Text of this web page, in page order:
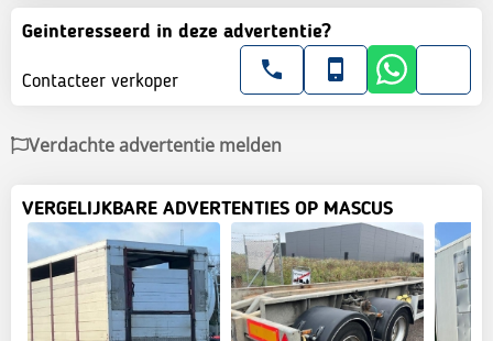
Geinteresseerd in deze advertentie?
Contacteer verkoper
Verdachte advertentie melden
VERGELIJKBARE ADVERTENTIES OP MASCUS